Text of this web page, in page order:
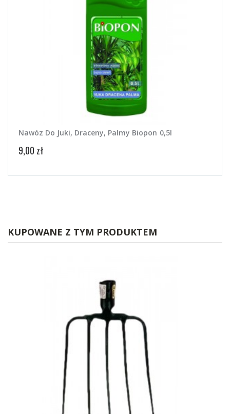
Nawóz Do Juki, Draceny, Palmy Biopon 0,5l
9,00 zł
KUPOWANE Z TYM PRODUKTEM